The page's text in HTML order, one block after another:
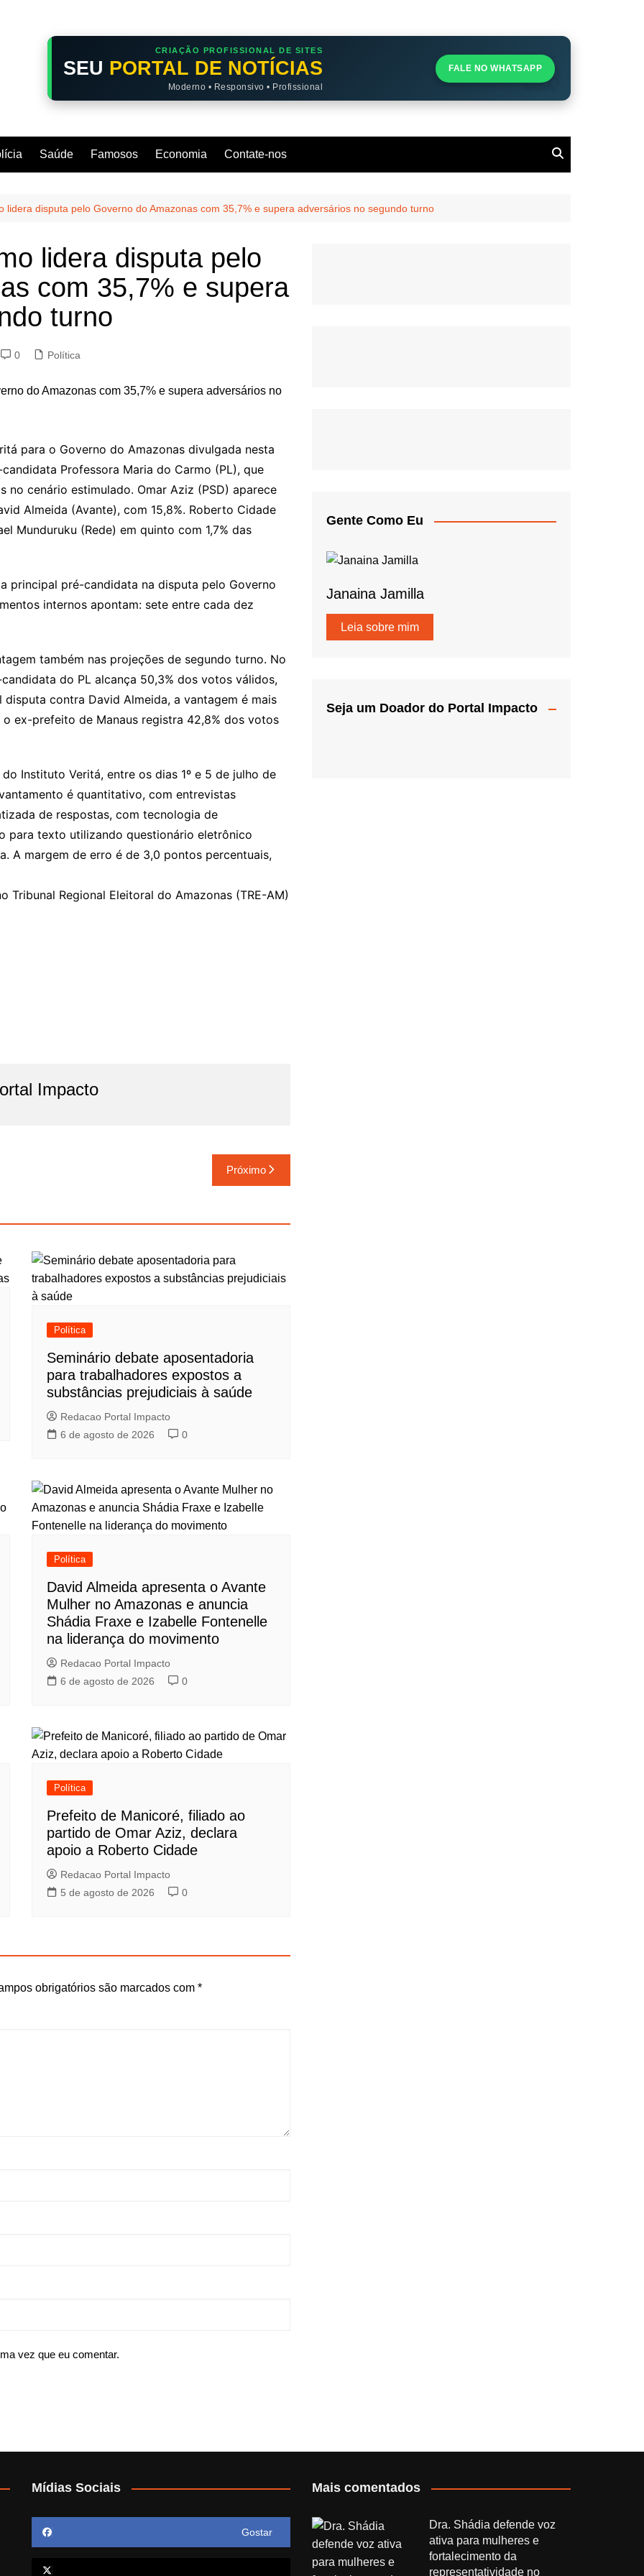
CRIAÇÃO PROFISSIONAL DE SITES
SEU PORTAL DE NOTÍCIAS
Moderno • Responsivo • Profissional
FALE NO WHATSAPP
Saúde Famosos Economia Contate-nos
lidera disputa pelo Governo do Amazonas com 35,7% e supera adversários no segundo turno
lidera disputa pelo
com 35,7% e supera
turno
0 Política
para o Governo do Amazonas divulgada nesta
Professora Maria do Carmo (PL), que
no cenário estimulado. Omar Aziz (PSD) aparece
Almeida (Avante), com 15,8%. Roberto Cidade
Munduruku (Rede) em quinto com 1,7% das
principal pré-candidata na disputa pelo Governo
internos apontam: sete entre cada dez
também nas projeções de segundo turno. No
do PL alcança 50,3% dos votos válidos,
contra David Almeida, a vantagem é mais
ex-prefeito de Manaus registra 42,8% dos votos
Instituto Veritá, entre os dias 1º e 5 de julho de
é quantitativo, com entrevistas
de respostas, com tecnologia de
para texto utilizando questionário eletrônico
A margem de erro é de 3,0 pontos percentuais,
Tribunal Regional Eleitoral do Amazonas (TRE-AM)
Impacto
Próximo
Política
Seminário debate aposentadoria
para trabalhadores expostos a
substâncias prejudiciais à saúde
Redacao Portal Impacto
6 de agosto de 2026
0
Política
David Almeida apresenta o Avante
Mulher no Amazonas e anuncia
Shádia Fraxe e Izabelle Fontenelle
na liderança do movimento
Redacao Portal Impacto
6 de agosto de 2026
0
Política
Prefeito de Manicoré, filiado ao
partido de Omar Aziz, declara
apoio a Roberto Cidade
Redacao Portal Impacto
5 de agosto de 2026
0
obrigatórios são marcados com *
vez que eu comentar.
Gente Como Eu
Janaina Jamilla
Leia sobre mim
Seja um Doador do Portal Impacto
Mídias Sociais
Gostar
Mais comentados
Dra. Shádia defende voz
ativa para mulheres e
fortalecimento da
representatividade no